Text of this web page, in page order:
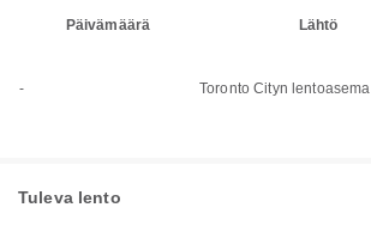
Päivämäärä Lähtö
- Toronto Cityn lentoasema
Tuleva lento